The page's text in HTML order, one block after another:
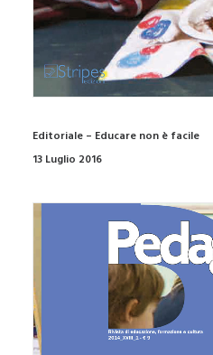
Editoriale – Educare non è facile
13 Luglio 2016